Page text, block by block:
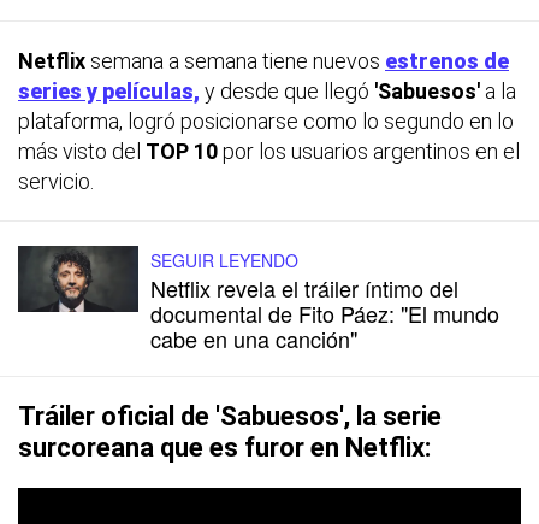
Netflix semana a semana tiene nuevos estrenos de
series y películas, y desde que llegó 'Sabuesos' a la
plataforma, logró posicionarse como lo segundo en lo
más visto del TOP 10por los usuarios argentinos en el
servicio.
SEGUIR LEYENDO
Netflix revela el tráiler íntimo del
documental de Fito Páez: "El mundo
cabe en una canción"
Tráiler oficial de 'Sabuesos', la serie
surcoreana que es furor en Netflix: